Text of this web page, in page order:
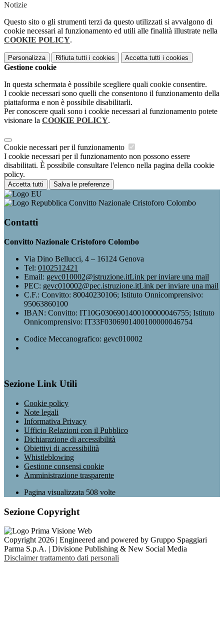
Notizie
Questo sito o gli strumenti terzi da questo utilizzati si avvalgono di
cookie necessari al funzionamento ed utili alle finalità illustrate nella
COOKIE POLICY.
Personalizza Rifiuta tutti i cookies Accetta tutti i cookies
Gestione cookie
In questa schermata è possibile scegliere quali cookie consentire.
I cookie necessari sono quelli che consentono il funzionamento della
piattaforma e non è possibile disabilitarli.
Per conoscere quali sono i cookie necessari al funzionamento potete
visionare la COOKIE POLICY.
Cookie necessari per il funzionamento
I cookie necessari per il funzionamento non possono essere
disabilitati. È possibile consultare l'elenco nella pagina della cookie
policy.
Accetta tutti Salva le preferenze
Convitto Nazionale Cristoforo Colombo
Contatti
Convitto Nazionale Cristoforo Colombo
Via Dino Bellucci, 4 – 16124 Genova
Tel: 0102512421
Email: gevc010002@istruzione.itLink per inviare una mail
PEC: gevc010002@pec.istruzione.itLink per inviare una mail
C.F.: Convitto: 80040230106; Istituto Onnicomprensivo:
95063860100
IBAN: Convitto: IT10G0306901400100000046755; Istituto
Onnicomprensivo: IT33F0306901400100000046754
Codice Meccanografico: gevc010002
Sezione Link Utili
Cookie policy
Note legali
Informativa Privacy
Ufficio Relazioni con il Pubblico
Dichiarazione di accessibilità
Obiettivi di accessibilità
Whistleblowing
Gestione consensi cookie
Amministrazione trasparente
Pagina visualizzata 508 volte
Sezione Copyright
Copyright 2026 | Engineered and powered by Gruppo Spaggiari
Parma S.p.A. | Divisione Publishing & New Social Media
Disclaimer trattamento dati personali